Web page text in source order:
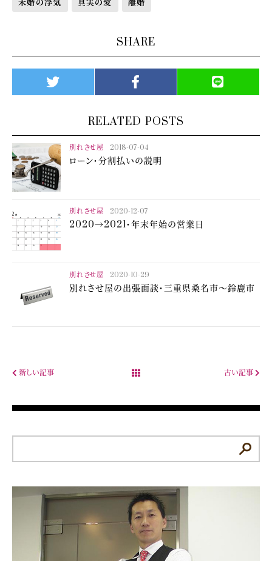
未婚の浮気 真実の愛 離婚
SHARE
RELATED POSTS
別れさせ屋 2018-07-04
ローン・分割払いの説明
別れさせ屋 2020-12-07
2020→2021・年末年始の営業日
別れさせ屋 2020-10-29
別れさせ屋の出張面談・三重県桑名市～鈴鹿市
新しい記事 古い記事